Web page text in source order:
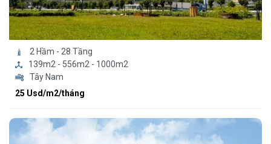
2 Hầm - 28 Tầng
139m2 - 556m2 - 1000m2
Tây Nam
25 Usd/m2/tháng